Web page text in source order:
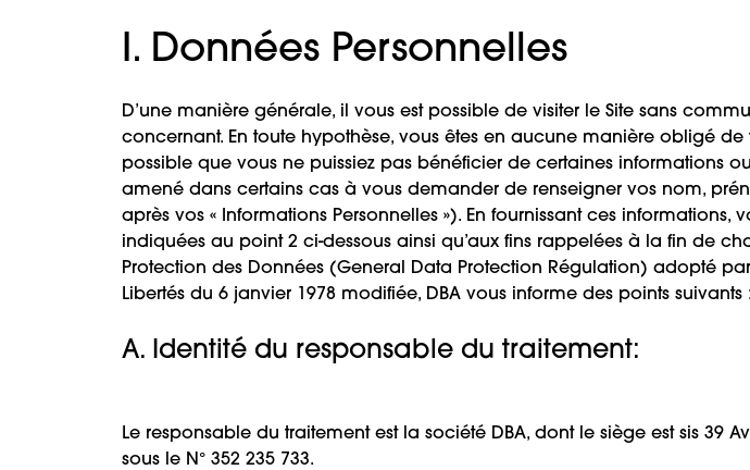
I. Données Personnelles
D’une manière générale, il vous est possible de visiter le Site sans
concernant. En toute hypothèse, vous êtes en aucune manière obligé
possible que vous ne puissiez pas bénéficier de certaines informations
amené dans certains cas à vous demander de renseigner vos nom,
après vos « Informations Personnelles »). En fournissant ces informations,
indiquées au point 2 ci-dessous ainsi qu’aux fins rappelées à la fin de
Protection des Données (General Data Protection Régulation) adopté
Libertés du 6 janvier 1978 modifiée, DBA vous informe des points suivants :
A. Identité du responsable du traitement:
Le responsable du traitement est la société DBA, dont le siège est sis 39
sous le N° 352 235 733.